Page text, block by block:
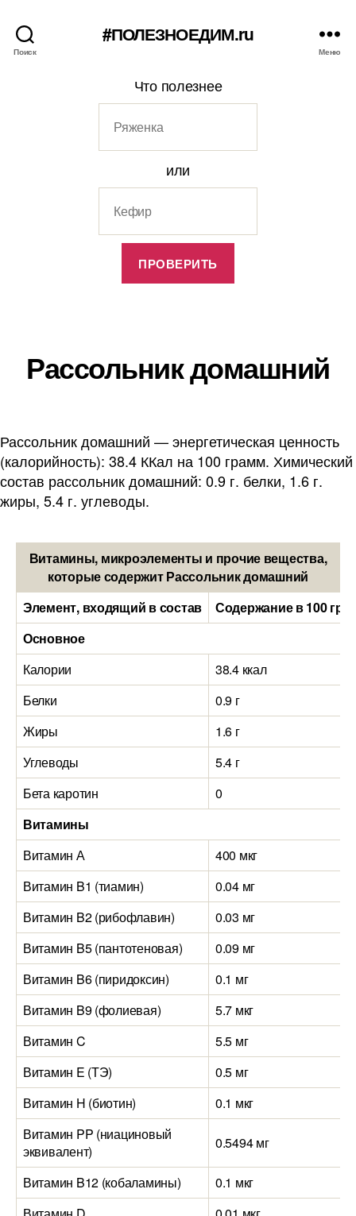
Поиск
#ПОЛЕЗНОЕДИМ.ru
Меню
Что полезнее
или
Рассольник домашний
Рассольник домашний — энергетическая ценность
(калорийность): 38.4 ККал на 100 грамм. Химический
состав рассольник домашний: 0.9 г. белки, 1.6 г.
жиры, 5.4 г. углеводы.
Витамины, микроэлементы и прочие вещества,
которые содержит Рассольник домашний
Элемент, входящий в состав
Содержание в 100
Основное
Калории
38.4 ккал
Белки
0.9 г
Жиры
1.6 г
Углеводы
5.4 г
Бета каротин
0
Витамины
Витамин А
400 мкг
Витамин B1 (тиамин)
0.04 мг
Витамин B2 (рибофлавин)
0.03 мг
Витамин B5 (пантотеновая)
0.09 мг
Витамин B6 (пиридоксин)
0.1 мг
Витамин B9 (фолиевая)
5.7 мкг
Витамин C
5.5 мг
Витамин E (ТЭ)
0.5 мг
Витамин H (биотин)
0.1 мкг
Витамин PP (ниациновый
эквивалент)
0.5494 мг
Витамин B12 (кобаламины)
0.1 мкг